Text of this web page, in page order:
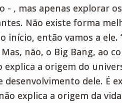
- , mas apenas explorar
Não existe forma
início, então vamos a ele.
não, o Big Bang, ao
explica a origem do
desenvolvimento dele. É
explica a origem da